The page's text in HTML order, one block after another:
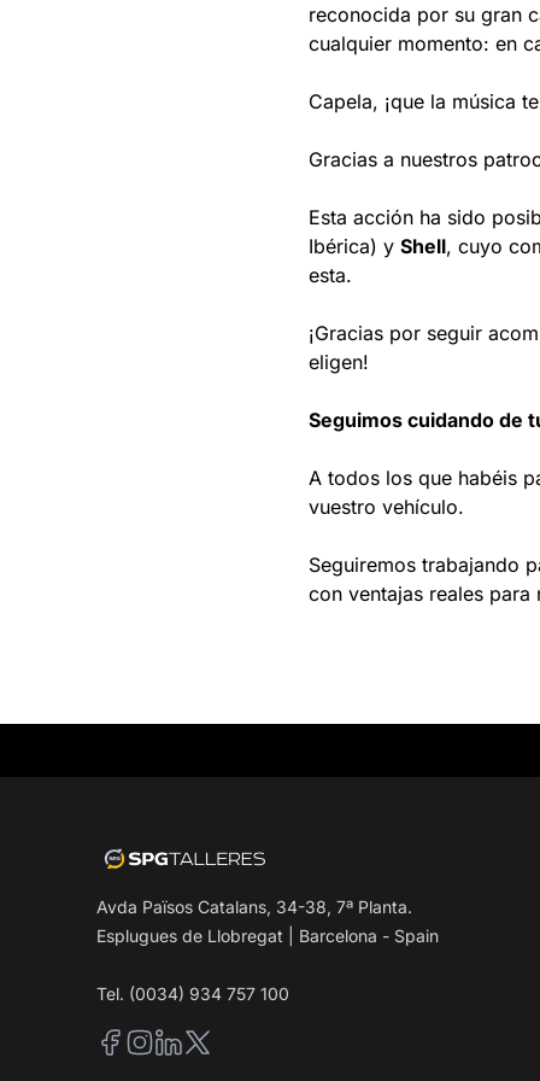
reconocida por su gran
cualquier momento: en
Capela, ¡que la música
Gracias a nuestros
Esta acción ha sido
Ibérica) y Shell, cuyo
esta.
¡Gracias por seguir
eligen!
Seguimos cuidando de
A todos los que habéis
vuestro vehículo.
Seguiremos trabajando
con ventajas reales
Avda Països Catalans, 34-38, 7ª Planta.
Esplugues de Llobregat | Barcelona - Spain
Tel. (0034) 934 757 100
Facebook
Instagram
LinkedIn
Twitter